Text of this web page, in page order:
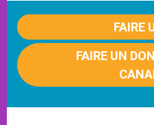
FAIRE
FAIRE UN